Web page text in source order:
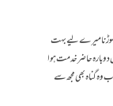
چھوڑنا میرے لیے بہت
حاضر خدمت ہوا
وہ گناہ بھی مجھ سے